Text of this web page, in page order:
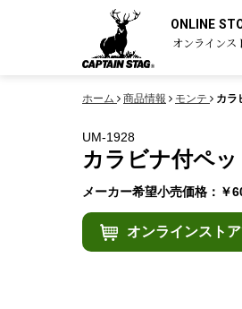
ONLINE
オンラインス
ホーム 商品情報 モンテ カラ
UM-1928
カラビナ付ペ
メーカー希望小売価格：￥
オンラインスト